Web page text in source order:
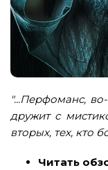
"...Перфоманс,
дружит с
вторых, тех, кто
Читать